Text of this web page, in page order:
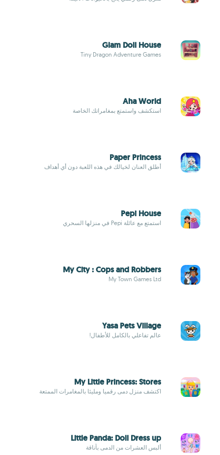
Glam Doll House
Tiny Dragon Adventure Games
Aha World
استكشف واستمتع بمغامراتك الخاصة
Paper Princess
أطلق العنان لخيالك في هذه اللعبة دون أي أهداف
Pepi House
استمتع مع عائلة Pepi في منزلها السحري
My City : Cops and Robbers
My Town Games Ltd
Yasa Pets Village
عالم تفاعلي بالكامل للأطفال!
My Little Princess: Stores
اكتشف منزل دمى رقميا ومليئا بالمغامرات الممتعة
Little Panda: Doll Dress up
ألبس العشرات من الدمى بأناقة